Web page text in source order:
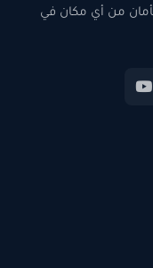
من أي مكان في